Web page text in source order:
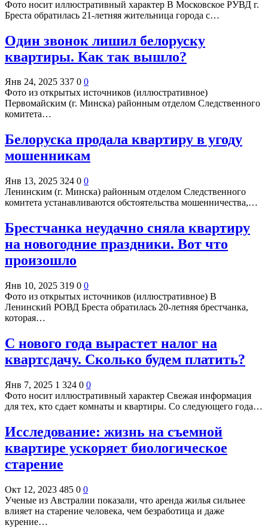
Фото носит иллюстративный характер В Московское РУВД г.
Бреста обратилась 21-летняя жительница города с…
Один звонок лишил белоруску
квартиры. Как так вышло?
Янв 24, 2025 337 0 0
Фото из открытых источников (иллюстративное)
Первомайским (г. Минска) районным отделом Следственного
комитета…
Белоруска продала квартиру в угоду
мошенникам
Янв 13, 2025 324 0 0
Ленинским (г. Минска) районным отделом Следственного
комитета устанавливаются обстоятельства мошенничества,…
Брестчанка неудачно сняла квартиру
на новогодние праздники. Вот что
произошло
Янв 10, 2025 319 0 0
Фото из открытых источников (иллюстративное) В
Ленинский РОВД Бреста обратилась 20-летняя брестчанка,
которая…
С нового года вырастет налог на
квартсдачу. Сколько будем платить?
Янв 7, 2025 1 324 0 0
Фото носит иллюстративный характер Свежая информация
для тех, кто сдает комнаты и квартиры. Со следующего года…
Исследование: жизнь на съемной
квартире ускоряет биологическое
старение
Окт 12, 2023 485 0 0
Ученые из Австралии показали, что аренда жилья сильнее
влияет на старение человека, чем безработица и даже
курение…